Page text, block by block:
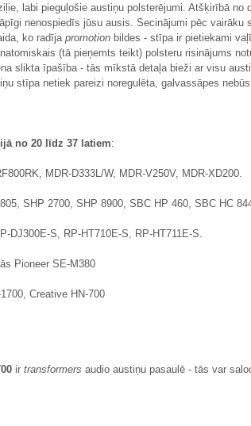
labi pieguļošie austiņu polsterējumi. Atšķirībā no
nenospiedīs jūsu ausis. Secinājumi pēc vairāku
ko radījapromotion bildes - stīpa ir pietiekami
(tā pieņemts teikt) polsteru risinājums
slikta īpašība - tās mīkstā detaļa bieži ar visu
stīpa netiek pareizi noregulēta, galvassāpes
no 20 līdz 37 latiem:
MDR-D333L/W, MDR-V250V, MDR-XD200.
SHP 2700, SHP 8900, SBC HP 460, SBC HC
DJ300E-S, RP-HT710E-S, RP-HT711E-S.
Pioneer SE-M380
Creative HN-700
ir transformers audio austiņu pasaulē - tās var